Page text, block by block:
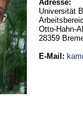
Adresse:
Universität
Otto-Hahn-
28359
E-Mail :